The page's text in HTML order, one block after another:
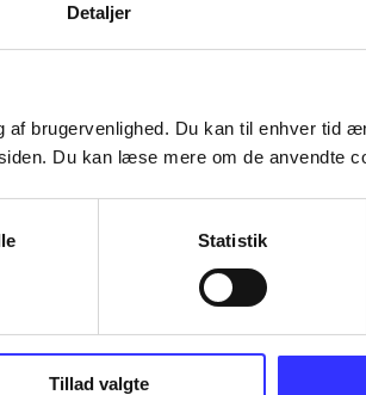
Detaljer
brugervenlighed. Du kan til enhver tid
Du kan læse mere om de anvendte
Statistik
Tillad valgte